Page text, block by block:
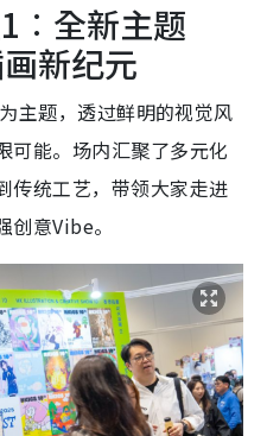
全新主题
新纪元
主题，透过鲜明的视觉风
可能。场内汇聚了多元化
传统工艺，带领大家走进
意Vibe。